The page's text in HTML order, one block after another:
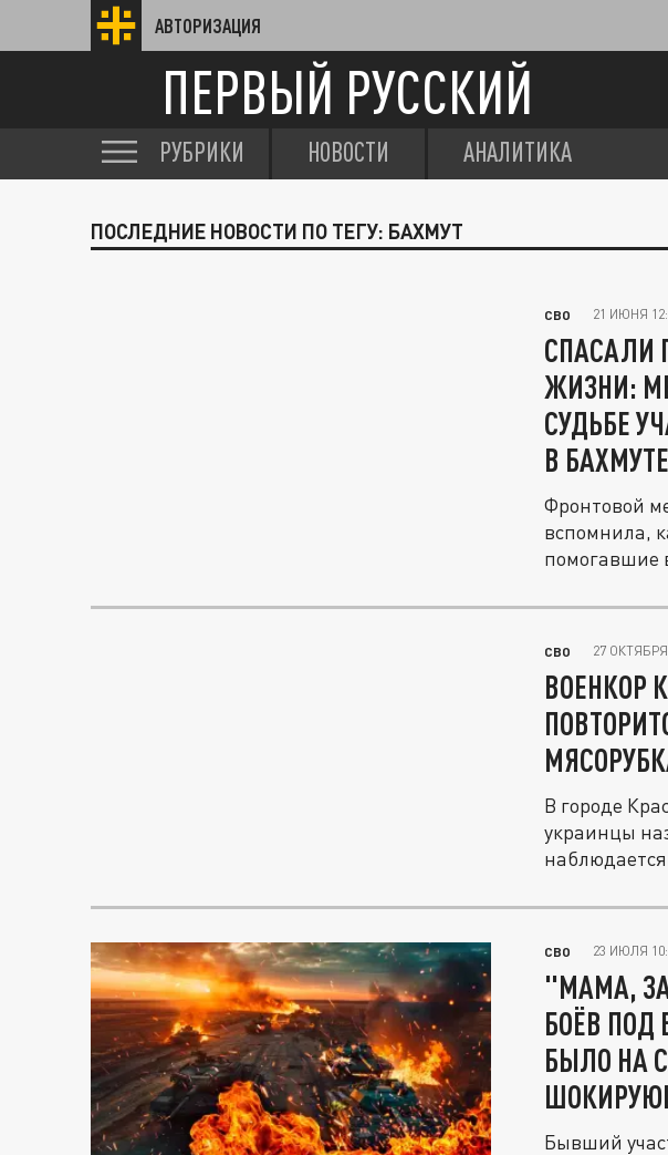
АВТОРИЗАЦИЯ
ПЕРВЫЙ РУССКИЙ
РУБРИКИ НОВОСТИ АНАЛИТИКА
ПОСЛЕДНИЕ НОВОСТИ ПО ТЕГУ: БАХМУТ
СВО 21 ИЮНЯ
СПАСАЛИ
ЖИЗНИ:
СУДЬБЕ
В БАХМУТЕ
Фронтовой
вспомнила,
помогавшие
СВО 27 ОКТЯБРЯ
ВОЕНКОР
В городе
украинцы
СВО 23 ИЮЛЯ
"МАМА,
БОЁВ ПОД
БЫЛО НА
Бывший